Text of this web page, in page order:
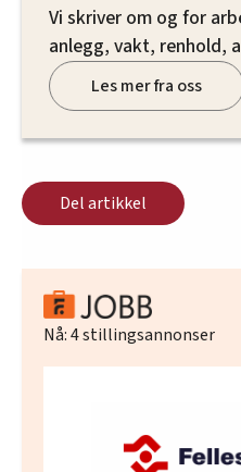
Vi skriver om og for
anlegg, vakt, renhold,
Les mer fra oss
Del artikkel
Nå:4stillingsannonser